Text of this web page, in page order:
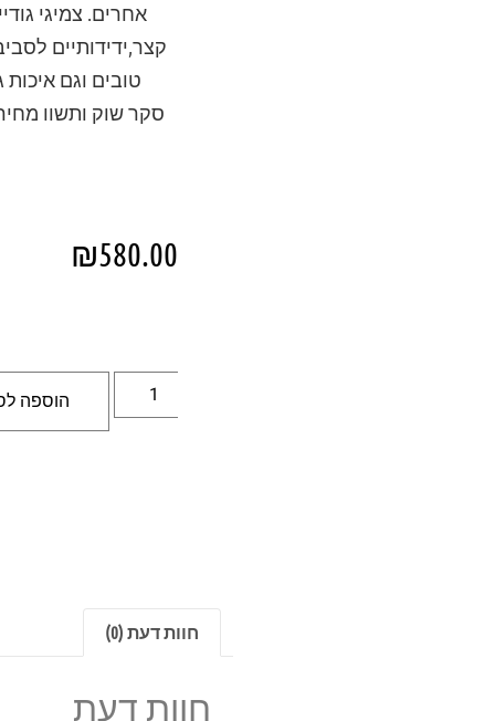
אחרים. צמיגי
קצר,ידידותיים
טובים וגם
סקר שוק ותשוו
₪580.00
הוספה
חוות דעת (0)
חוות דעת